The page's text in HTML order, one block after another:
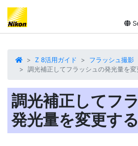
Z 8活用ガイド
フラッシュ撮影
調光補正してフラッシュの発光量を変
調光補正してフ
発光量を変更する